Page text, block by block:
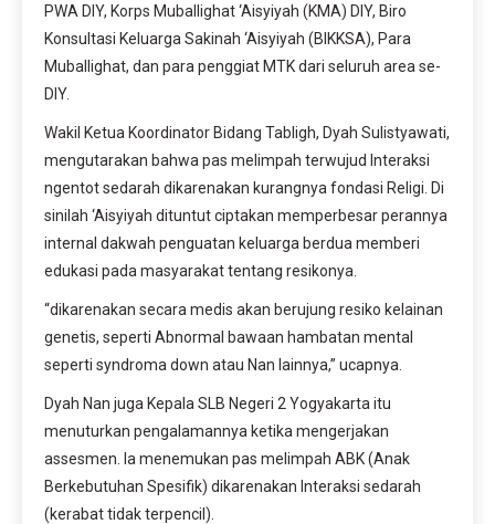
PWA DIY, Korps Muballighat ‘Aisyiyah (KMA) DIY, Biro
Konsultasi Keluarga Sakinah ‘Aisyiyah (BIKKSA), Para
Muballighat, dan para penggiat MTK dari seluruh area se-
DIY.
Wakil Ketua Koordinator Bidang Tabligh, Dyah Sulistyawati,
mengutarakan bahwa pas melimpah terwujud Interaksi
ngentot sedarah dikarenakan kurangnya fondasi Religi. Di
sinilah ‘Aisyiyah dituntut ciptakan memperbesar perannya
internal dakwah penguatan keluarga berdua memberi
edukasi pada masyarakat tentang resikonya.
“dikarenakan secara medis akan berujung resiko kelainan
genetis, seperti Abnormal bawaan hambatan mental
seperti syndroma down atau Nan lainnya,” ucapnya.
Dyah Nan juga Kepala SLB Negeri 2 Yogyakarta itu
menuturkan pengalamannya ketika mengerjakan
assesmen. Ia menemukan pas melimpah ABK (Anak
Berkebutuhan Spesifik) dikarenakan Interaksi sedarah
(kerabat tidak terpencil).